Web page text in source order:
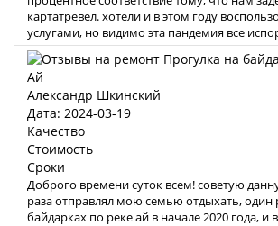
картатревел. хотели и в этом году
услугами, но видимо эта пандемия все
Александр Шкинский
Дата: 2024-03-19
Качество
Стоимость
Сроки
Доброго времени суток всем! советую
раза отправлял мою семью отдыхать, один
байдарках по реке ай в начале 2020 года, и